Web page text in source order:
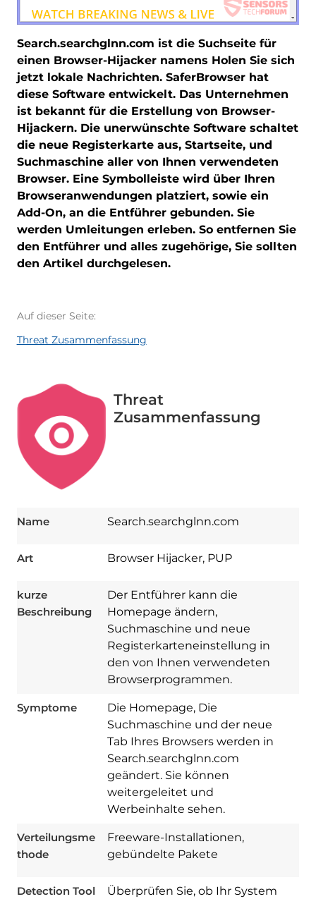
Search.searchglnn.com ist die Suchseite für
einen Browser-Hijacker namens Holen Sie sich
jetzt lokale Nachrichten. SaferBrowser hat
diese Software entwickelt. Das Unternehmen
ist bekannt für die Erstellung von Browser-
Hijackern. Die unerwünschte Software schaltet
die neue Registerkarte aus, Startseite, und
Suchmaschine aller von Ihnen verwendeten
Browser. Eine Symbolleiste wird über Ihren
Browseranwendungen platziert, sowie ein
Add-On, an die Entführer gebunden. Sie
werden Umleitungen erleben. So entfernen Sie
den Entführer und alles zugehörige, Sie sollten
den Artikel durchgelesen.
Auf dieser Seite:
Threat Zusammenfassung
Threat
Zusammenfassung
Name Search.searchglnn.com
Art Browser Hijacker, PUP
kurze
Beschreibung
Der Entführer kann die
Homepage ändern,
Suchmaschine und neue
Registerkarteneinstellung in
den von Ihnen verwendeten
Browserprogrammen.
Symptome
Die Homepage, Die
Suchmaschine und der neue
Tab Ihres Browsers werden in
Search.searchglnn.com
geändert. Sie können
weitergeleitet und
Werbeinhalte sehen.
Verteilungsme
thode
Freeware-Installationen,
gebündelte Pakete
Detection Tool
Überprüfen Sie, ob Ihr System
Download
Spy Hunter